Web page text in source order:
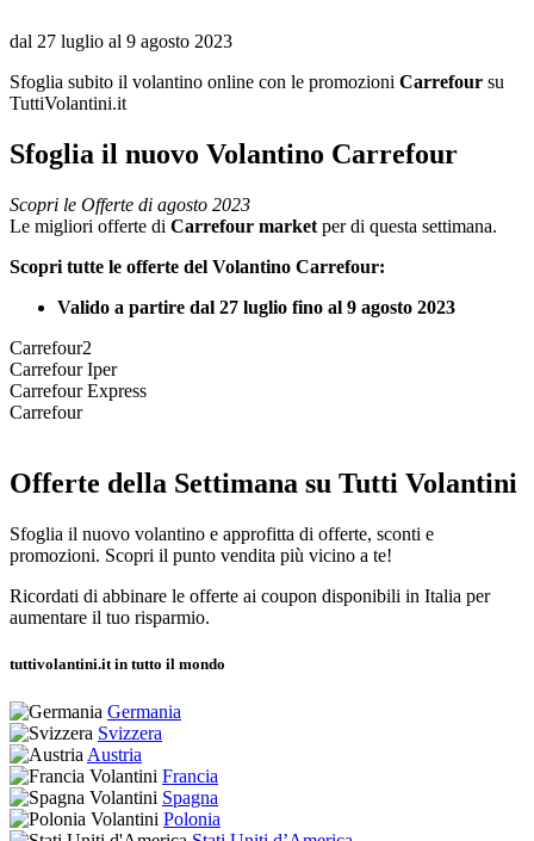
dal 27 luglio al 9 agosto 2023
Sfoglia subito il volantino online con le promozioni Carrefour su
TuttiVolantini.it
Sfoglia il nuovo Volantino Carrefour
Scopri le Offerte di agosto 2023
Le migliori offerte di Carrefour market per di questa settimana.
Scopri tutte le offerte del Volantino Carrefour:
Valido a partire dal 27 luglio fino al 9 agosto 2023
Carrefour2
Carrefour Iper
Carrefour Express
Carrefour
Offerte della Settimana su Tutti Volantini
Sfoglia il nuovo volantino e approfitta di offerte, sconti e
promozioni. Scopri il punto vendita più vicino a te!
Ricordati di abbinare le offerte ai coupon disponibili in Italia per
aumentare il tuo risparmio.
tuttivolantini.it in tutto il mondo
Germania
Svizzera
Austria
Francia
Spagna
Polonia